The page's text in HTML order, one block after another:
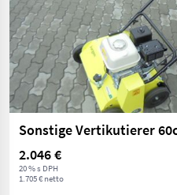
Sonstige Vertikutierer
2.046 €
20 % s DPH
1.705 € netto